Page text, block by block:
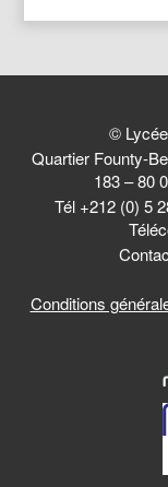
©
Quartier Founty-
183 – 80
Tél +212 (0) 5
Conditions